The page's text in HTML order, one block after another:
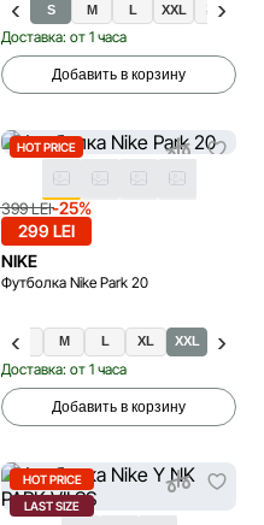
S M L XXL XL
Доставка: от 1 часа
Добавить в корзину
HOT PRICE
399 LEI-25%
299 LEI
NIKE
Футболка Nike Park 20
S M L XL XXL
Доставка: от 1 часа
Добавить в корзину
HOT PRICE
LAST SIZE